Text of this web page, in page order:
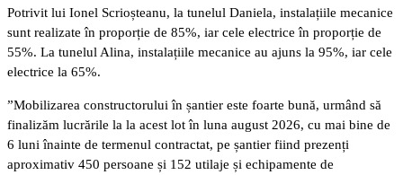
Potrivit lui Ionel Scrioșteanu, la tunelul Daniela, instalațiile mecanice
sunt realizate în proporție de 85%, iar cele electrice în proporție de
55%. La tunelul Alina, instalațiile mecanice au ajuns la 95%, iar cele
electrice la 65%.
”Mobilizarea constructorului în șantier este foarte bună, urmând să
finalizăm lucrările la la acest lot în luna august 2026, cu mai bine de
6 luni înainte de termenul contractat, pe șantier fiind prezenți
aproximativ 450 persoane și 152 utilaje și echipamente de